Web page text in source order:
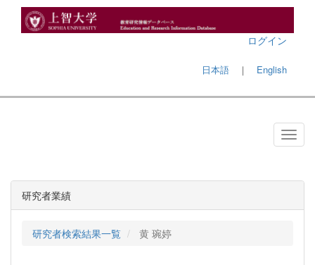
ログイン
日本語 ｜ English
研究者業績
研究者検索結果一覧 黄 琬婷